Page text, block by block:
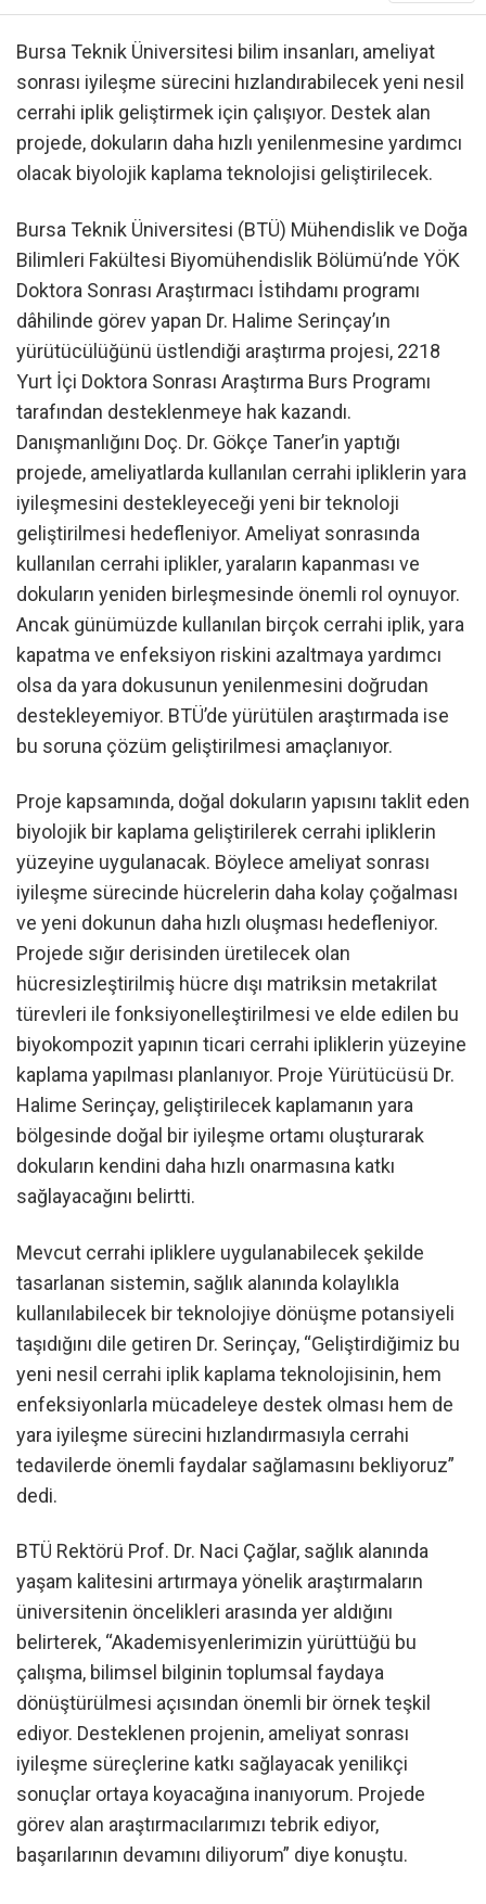
Bursa Teknik Üniversitesi bilim insanları, ameliyat
sonrası iyileşme sürecini hızlandırabilecek yeni nesil
cerrahi iplik geliştirmek için çalışıyor. Destek alan
projede, dokuların daha hızlı yenilenmesine yardımcı
olacak biyolojik kaplama teknolojisi geliştirilecek.
Bursa Teknik Üniversitesi (BTÜ) Mühendislik ve Doğa
Bilimleri Fakültesi Biyomühendislik Bölümü’nde YÖK
Doktora Sonrası Araştırmacı İstihdamı programı
dâhilinde görev yapan Dr. Halime Serinçay’ın
yürütücülüğünü üstlendiği araştırma projesi, 2218
Yurt İçi Doktora Sonrası Araştırma Burs Programı
tarafından desteklenmeye hak kazandı.
Danışmanlığını Doç. Dr. Gökçe Taner’in yaptığı
projede, ameliyatlarda kullanılan cerrahi ipliklerin yara
iyileşmesini destekleyeceği yeni bir teknoloji
geliştirilmesi hedefleniyor. Ameliyat sonrasında
kullanılan cerrahi iplikler, yaraların kapanması ve
dokuların yeniden birleşmesinde önemli rol oynuyor.
Ancak günümüzde kullanılan birçok cerrahi iplik, yara
kapatma ve enfeksiyon riskini azaltmaya yardımcı
olsa da yara dokusunun yenilenmesini doğrudan
destekleyemiyor. BTÜ’de yürütülen araştırmada ise
bu soruna çözüm geliştirilmesi amaçlanıyor.
Proje kapsamında, doğal dokuların yapısını taklit eden
biyolojik bir kaplama geliştirilerek cerrahi ipliklerin
yüzeyine uygulanacak. Böylece ameliyat sonrası
iyileşme sürecinde hücrelerin daha kolay çoğalması
ve yeni dokunun daha hızlı oluşması hedefleniyor.
Projede sığır derisinden üretilecek olan
hücresizleştirilmiş hücre dışı matriksin metakrilat
türevleri ile fonksiyonelleştirilmesi ve elde edilen bu
biyokompozit yapının ticari cerrahi ipliklerin yüzeyine
kaplama yapılması planlanıyor. Proje Yürütücüsü Dr.
Halime Serinçay, geliştirilecek kaplamanın yara
bölgesinde doğal bir iyileşme ortamı oluşturarak
dokuların kendini daha hızlı onarmasına katkı
sağlayacağını belirtti.
Mevcut cerrahi ipliklere uygulanabilecek şekilde
tasarlanan sistemin, sağlık alanında kolaylıkla
kullanılabilecek bir teknolojiye dönüşme potansiyeli
taşıdığını dile getiren Dr. Serinçay, “Geliştirdiğimiz bu
yeni nesil cerrahi iplik kaplama teknolojisinin, hem
enfeksiyonlarla mücadeleye destek olması hem de
yara iyileşme sürecini hızlandırmasıyla cerrahi
tedavilerde önemli faydalar sağlamasını bekliyoruz”
dedi.
BTÜ Rektörü Prof. Dr. Naci Çağlar, sağlık alanında
yaşam kalitesini artırmaya yönelik araştırmaların
üniversitenin öncelikleri arasında yer aldığını
belirterek, “Akademisyenlerimizin yürüttüğü bu
çalışma, bilimsel bilginin toplumsal faydaya
dönüştürülmesi açısından önemli bir örnek teşkil
ediyor. Desteklenen projenin, ameliyat sonrası
iyileşme süreçlerine katkı sağlayacak yenilikçi
sonuçlar ortaya koyacağına inanıyorum. Projede
görev alan araştırmacılarımızı tebrik ediyor,
başarılarının devamını diliyorum” diye konuştu.